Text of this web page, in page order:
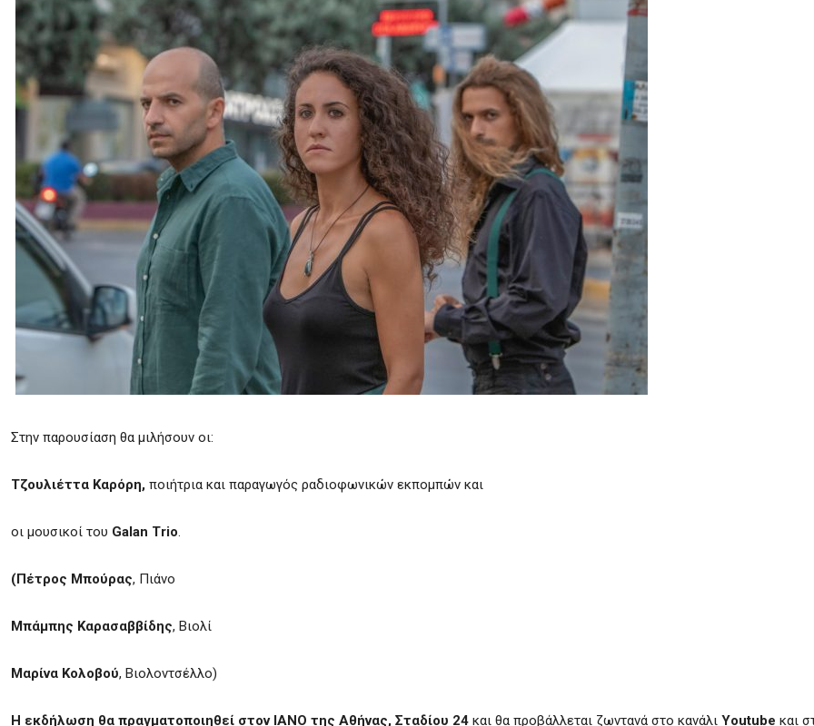
Στην παρουσίαση θα μιλήσουν οι:
Τζουλιέττα Καρόρη, ποιήτρια και παραγωγός ραδιοφωνικών εκπομπών και
οι μουσικοί του Galan Trio.
(Πέτρος Μπούρας, Πιάνο
Μπάμπης Καρασαββίδης, Βιολί
Μαρίνα Κολοβού, Βιολοντσέλλο)
Η εκδήλωση θα πραγματοποιηθεί στον ΙΑΝΟ της Αθήνας, Σταδίου 24 και θα προβάλλεται ζωντανά στο κανάλι Youtube και